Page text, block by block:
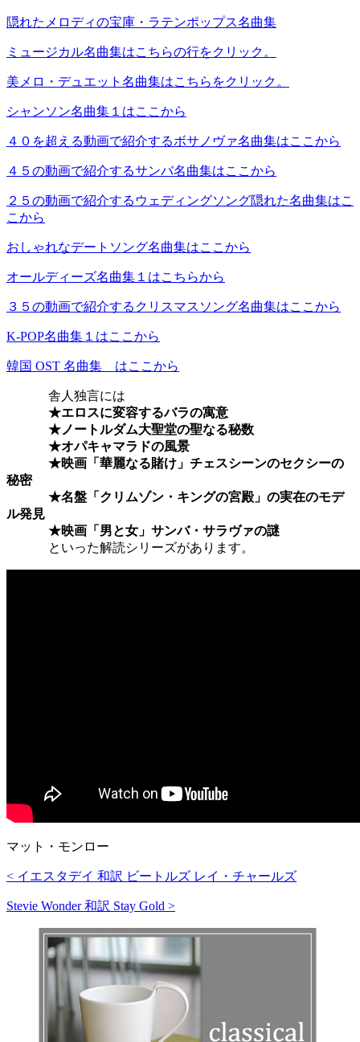
隠れたメロディの宝庫・ラテンポップス名曲集
ミュージカル名曲集はこちらの行をクリック。
美メロ・デュエット名曲集はこちらをクリック。
シャンソン名曲集１はここから
４０を超える動画で紹介するボサノヴァ名曲集はここから
４５の動画で紹介するサンバ名曲集はここから
２５の動画で紹介するウェディングソング隠れた名曲集はこ
こから
おしゃれなデートソング名曲集はここから
オールディーズ名曲集１はこちらから
３５の動画で紹介するクリスマスソング名曲集はここから
K-POP名曲集１はここから
韓国 OST 名曲集 はここから
舎人独言には
★エロスに変容するバラの寓意
★ノートルダム大聖堂の聖なる秘数
★オパキャマラドの風景
★映画「華麗なる賭け」チェスシーンのセクシーの
秘密
★名盤「クリムゾン・キングの宮殿」の実在のモデ
ル発見
★映画「男と女」サンバ・サラヴァの謎
といった解読シリーズがあります。
マット・モンロー
< イエスタデイ 和訳 ビートルズ レイ・チャールズ
Stevie Wonder 和訳 Stay Gold >